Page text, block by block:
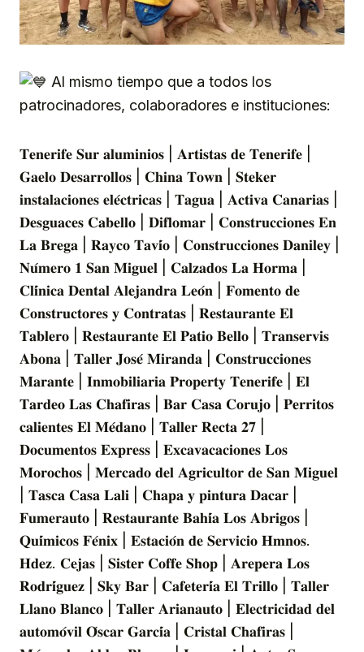
Al mismo tiempo que a todos los
patrocinadores, colaboradores e instituciones:
𝐓𝐞𝐧𝐞𝐫𝐢𝐟𝐞 𝐒𝐮𝐫 𝐚𝐥𝐮𝐦𝐢𝐧𝐢𝐨𝐬 | 𝐀𝐫𝐭𝐢𝐬𝐭𝐚𝐬 𝐝𝐞 𝐓𝐞𝐧𝐞𝐫𝐢𝐟𝐞 |
𝐆𝐚𝐞𝐥𝐨 𝐃𝐞𝐬𝐚𝐫𝐫𝐨𝐥𝐥𝐨𝐬 | 𝐂𝐡𝐢𝐧𝐚 𝐓𝐨𝐰𝐧 | 𝐒𝐭𝐞𝐤𝐞𝐫
𝐢𝐧𝐬𝐭𝐚𝐥𝐚𝐜𝐢𝐨𝐧𝐞𝐬 𝐞𝐥𝐞́𝐜𝐭𝐫𝐢𝐜𝐚𝐬 | 𝐓𝐚𝐠𝐮𝐚 | 𝐀𝐜𝐭𝐢𝐯𝐚 𝐂𝐚𝐧𝐚𝐫𝐢𝐚𝐬 |
𝐃𝐞𝐬𝐠𝐮𝐚𝐜𝐞𝐬 𝐂𝐚𝐛𝐞𝐥𝐥𝐨 | 𝐃𝐢𝐟𝐥𝐨𝐦𝐚𝐫 | 𝐂𝐨𝐧𝐬𝐭𝐫𝐮𝐜𝐜𝐢𝐨𝐧𝐞𝐬 𝐄𝐧
𝐋𝐚 𝐁𝐫𝐞𝐠𝐚 | 𝐑𝐚𝐲𝐜𝐨 𝐓𝐚𝐯𝐢́𝐨 | 𝐂𝐨𝐧𝐬𝐭𝐫𝐮𝐜𝐜𝐢𝐨𝐧𝐞𝐬 𝐃𝐚𝐧𝐢𝐥𝐞𝐲 |
𝐍𝐮́𝐦𝐞𝐫𝐨 𝟏 𝐒𝐚𝐧 𝐌𝐢𝐠𝐮𝐞𝐥 | 𝐂𝐚𝐥𝐳𝐚𝐝𝐨𝐬 𝐋𝐚 𝐇𝐨𝐫𝐦𝐚 |
𝐂𝐥𝐢́𝐧𝐢𝐜𝐚 𝐃𝐞𝐧𝐭𝐚𝐥 𝐀𝐥𝐞𝐣𝐚𝐧𝐝𝐫𝐚 𝐋𝐞𝐨́𝐧 | 𝐅𝐨𝐦𝐞𝐧𝐭𝐨 𝐝𝐞
𝐂𝐨𝐧𝐬𝐭𝐫𝐮𝐜𝐭𝐨𝐫𝐞𝐬 𝐲 𝐂𝐨𝐧𝐭𝐫𝐚𝐭𝐚𝐬 | 𝐑𝐞𝐬𝐭𝐚𝐮𝐫𝐚𝐧𝐭𝐞 𝐄𝐥
𝐓𝐚𝐛𝐥𝐞𝐫𝐨 | 𝐑𝐞𝐬𝐭𝐚𝐮𝐫𝐚𝐧𝐭𝐞 𝐄𝐥 𝐏𝐚𝐭𝐢𝐨 𝐁𝐞𝐥𝐥𝐨 | 𝐓𝐫𝐚𝐧𝐬𝐞𝐫𝐯𝐢𝐬
𝐀𝐛𝐨𝐧𝐚 | 𝐓𝐚𝐥𝐥𝐞𝐫 𝐉𝐨𝐬𝐞́ 𝐌𝐢𝐫𝐚𝐧𝐝𝐚 | 𝐂𝐨𝐧𝐬𝐭𝐫𝐮𝐜𝐜𝐢𝐨𝐧𝐞𝐬
𝐌𝐚𝐫𝐚𝐧𝐭𝐞 | 𝐈𝐧𝐦𝐨𝐛𝐢𝐥𝐢𝐚𝐫𝐢𝐚 𝐏𝐫𝐨𝐩𝐞𝐫𝐭𝐲 𝐓𝐞𝐧𝐞𝐫𝐢𝐟𝐞 | 𝐄𝐥
𝐓𝐚𝐫𝐝𝐞𝐨 𝐋𝐚𝐬 𝐂𝐡𝐚𝐟𝐢𝐫𝐚𝐬 | 𝐁𝐚𝐫 𝐂𝐚𝐬𝐚 𝐂𝐨𝐫𝐮𝐣𝐨 | 𝐏𝐞𝐫𝐫𝐢𝐭𝐨𝐬
𝐜𝐚𝐥𝐢𝐞𝐧𝐭𝐞𝐬 𝐄𝐥 𝐌𝐞́𝐝𝐚𝐧𝐨 | 𝐓𝐚𝐥𝐥𝐞𝐫 𝐑𝐞𝐜𝐭𝐚 𝟐𝟕 |
𝐃𝐨𝐜𝐮𝐦𝐞𝐧𝐭𝐨𝐬 𝐄𝐱𝐩𝐫𝐞𝐬𝐬 | 𝐄𝐱𝐜𝐚𝐯𝐚𝐜𝐚𝐜𝐢𝐨𝐧𝐞𝐬 𝐋𝐨𝐬
𝐌𝐨𝐫𝐨𝐜𝐡𝐨𝐬 | 𝐌𝐞𝐫𝐜𝐚𝐝𝐨 𝐝𝐞𝐥 𝐀𝐠𝐫𝐢𝐜𝐮𝐥𝐭𝐨𝐫 𝐝𝐞 𝐒𝐚𝐧 𝐌𝐢𝐠𝐮𝐞𝐥
| 𝐓𝐚𝐬𝐜𝐚 𝐂𝐚𝐬𝐚 𝐋𝐚𝐥𝐢 | 𝐂𝐡𝐚𝐩𝐚 𝐲 𝐩𝐢𝐧𝐭𝐮𝐫𝐚 𝐃𝐚𝐜𝐚𝐫 |
𝐅𝐮𝐦𝐞𝐫𝐚𝐮𝐭𝐨 | 𝐑𝐞𝐬𝐭𝐚𝐮𝐫𝐚𝐧𝐭𝐞 𝐁𝐚𝐡𝐢́𝐚 𝐋𝐨𝐬 𝐀𝐛𝐫𝐢𝐠𝐨𝐬 |
𝐐𝐮𝐢́𝐦𝐢𝐜𝐨𝐬 𝐅𝐞́𝐧𝐢𝐱 | 𝐄𝐬𝐭𝐚𝐜𝐢𝐨́𝐧 𝐝𝐞 𝐒𝐞𝐫𝐯𝐢𝐜𝐢𝐨 𝐇𝐦𝐧𝐨𝐬.
𝐇𝐝𝐞𝐳. 𝐂𝐞𝐣𝐚𝐬 | 𝐒𝐢𝐬𝐭𝐞𝐫 𝐂𝐨𝐟𝐟𝐞 𝐒𝐡𝐨𝐩 | 𝐀𝐫𝐞𝐩𝐞𝐫𝐚 𝐋𝐨𝐬
𝐑𝐨𝐝𝐫𝐢́𝐠𝐮𝐞𝐳 | 𝐒𝐤𝐲 𝐁𝐚𝐫 | 𝐂𝐚𝐟𝐞𝐭𝐞𝐫𝐢́𝐚 𝐄𝐥 𝐓𝐫𝐢𝐥𝐥𝐨 | 𝐓𝐚𝐥𝐥𝐞𝐫
𝐋𝐥𝐚𝐧𝐨 𝐁𝐥𝐚𝐧𝐜𝐨 | 𝐓𝐚𝐥𝐥𝐞𝐫 𝐀𝐫𝐢𝐚𝐧𝐚𝐮𝐭𝐨 | 𝐄𝐥𝐞𝐜𝐭𝐫𝐢𝐜𝐢𝐝𝐚𝐝 𝐝𝐞𝐥
𝐚𝐮𝐭𝐨𝐦𝐨́𝐯𝐢𝐥 𝐎́𝐬𝐜𝐚𝐫 𝐆𝐚𝐫𝐜𝐢́𝐚 | 𝐂𝐫𝐢𝐬𝐭𝐚𝐥 𝐂𝐡𝐚𝐟𝐢𝐫𝐚𝐬 |